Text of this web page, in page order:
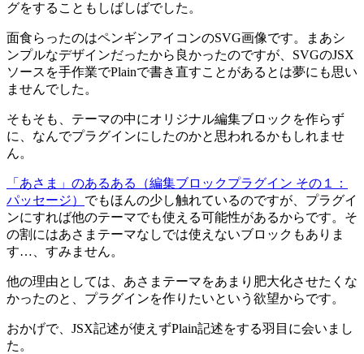
グをすることもしばしばでした。
面食らったのはペンギンアイコンのSVG画像です。まあシ
ンプルなデザインだったから良かったのですが、SVGのJSX
ソースを手作業でPlainで書き直すことがあるとは夢にも思い
ませんでした。
そもそも、テーマの中にオリジナル編集ブロックを作らず
に、なんでプラグインにしたのかと思われるかもしれませ
ん。
「あさま」のあるある（編集ブロックプラグイン その１：
パッセージ） でもほんの少し触れているのですが、プラグイ
ンにすれば他のテーマでも使える可能性があるからです。そ
の割にはあさまテーマなしでは使えないブロックもありま
す…、すみません。
他の理由としては、あさまテーマをあまり肥大化させたくな
かったのと、プラグインを作りたいという欲望からです。
おかげで、JSX記述が使えずPlain記述をする羽目に会いまし
た。